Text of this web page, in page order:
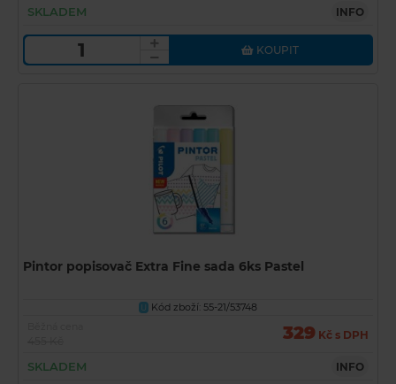
SKLADEM INFO
KOUPIT
Pintor popisovač Extra Fine sada 6ks Pastel
U
Kód zboží: 55-21/53748
329 Kč s DPH
SKLADEM INFO